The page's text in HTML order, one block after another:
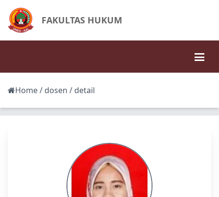
FAKULTAS HUKUM
Home/ dosen / detail